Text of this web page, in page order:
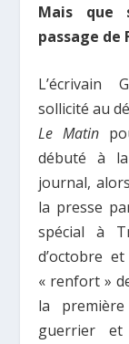
Mais que
passage de
L’écrivain
sollicité au
Le Matin
débuté à
journal,
la presse
spécial à
d’octobre
« renfort »
la
guerrier et